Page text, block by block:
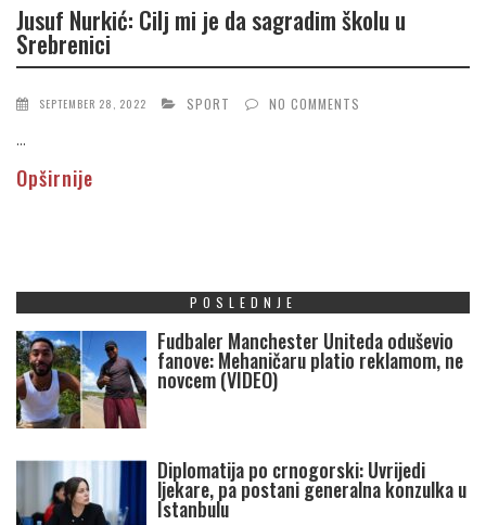
Jusuf Nurkić: Cilj mi je da sagradim školu u
Srebrenici
SEPTEMBER 28, 2022 SPORT NO COMMENTS
...
Opširnije
POSLEDNJE
Fudbaler Manchester Uniteda oduševio
fanove: Mehaničaru platio reklamom, ne
novcem (VIDEO)
Diplomatija po crnogorski: Uvrijedi
ljekare, pa postani generalna konzulka u
Istanbulu